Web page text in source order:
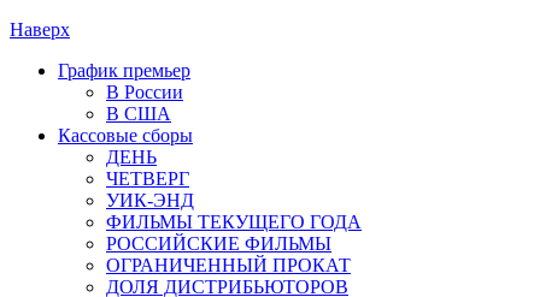
Наверх
График премьер
В России
В США
Кассовые сборы
ДЕНЬ
ЧЕТВЕРГ
УИК-ЭНД
ФИЛЬМЫ ТЕКУЩЕГО ГОДА
РОССИЙСКИЕ ФИЛЬМЫ
ОГРАНИЧЕННЫЙ ПРОКАТ
ДОЛЯ ДИСТРИБЬЮТОРОВ